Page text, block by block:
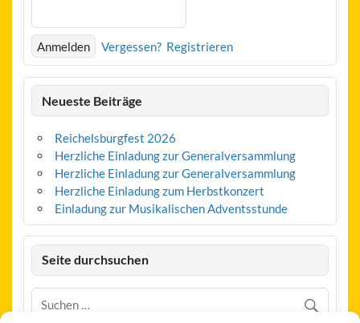
Vergessen? Registrieren
Neueste Beiträge
Reichelsburgfest 2026
Herzliche Einladung zur Generalversammlung
Herzliche Einladung zur Generalversammlung
Herzliche Einladung zum Herbstkonzert
Einladung zur Musikalischen Adventsstunde
Seite durchsuchen